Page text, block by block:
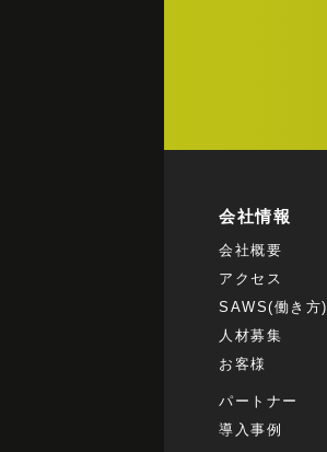
会社情報
会社概要
アクセス
SAWS(働き方)
人材募集
お客様
パートナー
導入事例